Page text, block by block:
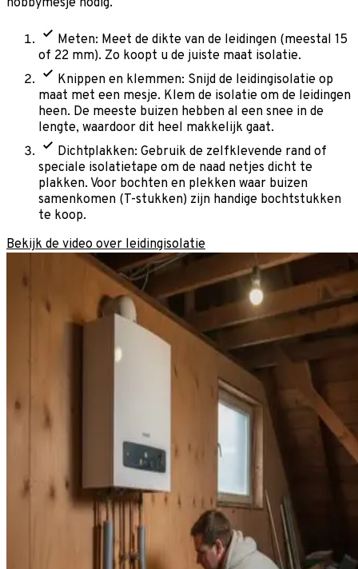
hobbymesje nodig.
Meten: Meet de dikte van de leidingen (meestal 15
of 22 mm). Zo koopt u de juiste maat isolatie.
Knippen en klemmen: Snijd de leidingisolatie op
maat met een mesje. Klem de isolatie om de leidingen
heen. De meeste buizen hebben al een snee in de
lengte, waardoor dit heel makkelijk gaat.
Dichtplakken: Gebruik de zelfklevende rand of
speciale isolatietape om de naad netjes dicht te
plakken. Voor bochten en plekken waar buizen
samenkomen (T-stukken) zijn handige bochtstukken
te koop.
Bekijk de video over leidingisolatie